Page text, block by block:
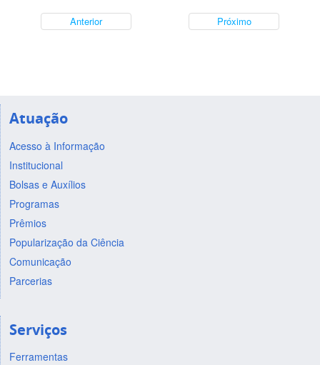
Anterior Próximo
Atuação
Acesso à Informação
Institucional
Bolsas e Auxílios
Programas
Prêmios
Popularização da Ciência
Comunicação
Parcerias
Serviços
Ferramentas